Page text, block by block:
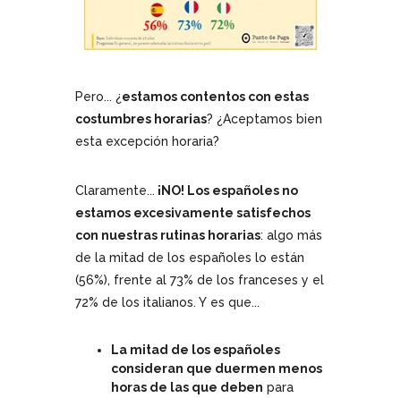
Pero... ¿estamos contentos con estas
costumbres horarias? ¿Aceptamos bien
esta excepción horaria?
Claramente... ¡NO! Los españoles no
estamos excesivamente satisfechos
con nuestras rutinas horarias: algo más
de la mitad de los españoles lo están
(56%), frente al 73% de los franceses y el
72% de los italianos. Y es que...
La mitad de los españoles
consideran que duermen menos
horas de las que deben para